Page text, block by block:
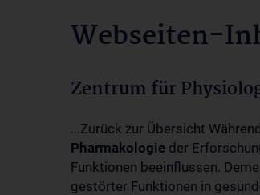
Webseiten-
Zentrum für
...Zurück zur Übersicht
Pharmakologie der
Funktionen beeinflussen.
gestörter Funktionen in